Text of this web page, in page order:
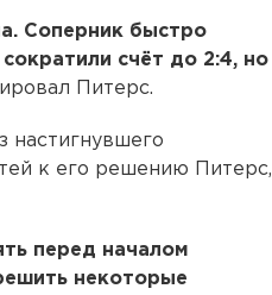
Соперник быстро
счёт до 2:4, но
Питерс.
настигнувшего
к его решению Питерс,
перед началом
некоторые